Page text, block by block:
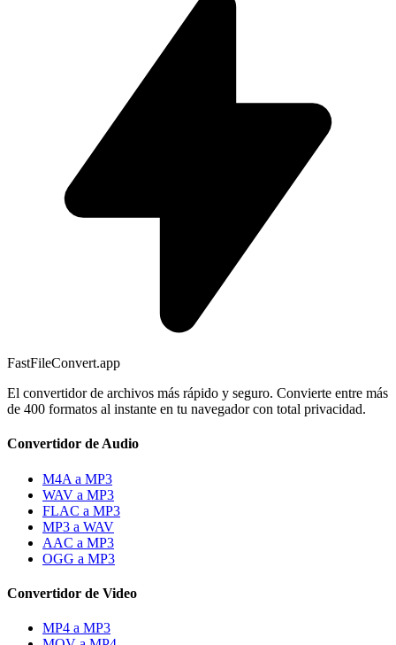
FastFileConvert.app
El convertidor de archivos más rápido y seguro. Convierte entre más
de 400 formatos al instante en tu navegador con total privacidad.
Convertidor de Audio
M4A a MP3
WAV a MP3
FLAC a MP3
MP3 a WAV
AAC a MP3
OGG a MP3
Convertidor de Video
MP4 a MP3